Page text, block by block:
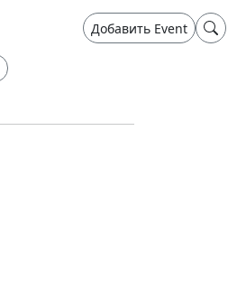
Добавить Event